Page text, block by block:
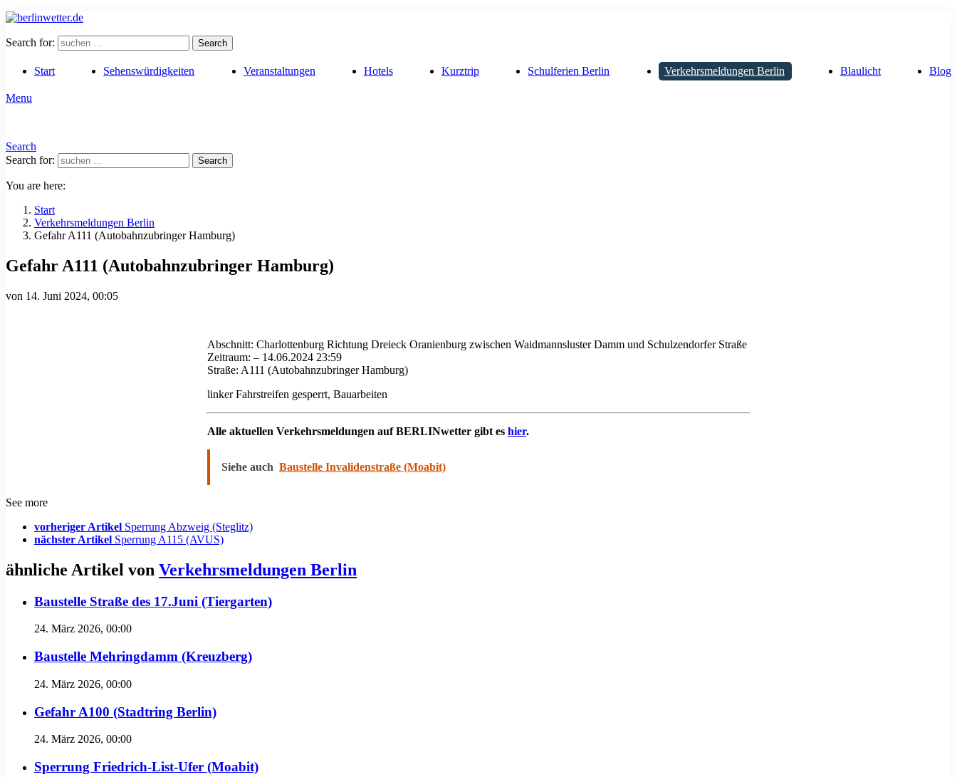
Search for: Search
Start Sehenswürdigkeiten Veranstaltungen Hotels Kurztrip Schulferien Berlin Verkehrsmeldungen Berlin Blaulicht Blog
Menu
Search
Search for:
Search
You are here:
Start
Verkehrsmeldungen Berlin
Gefahr A111 (Autobahnzubringer Hamburg)
Gefahr A111 (Autobahnzubringer Hamburg)
von 14. Juni 2024, 00:05
Abschnitt: Charlottenburg Richtung Dreieck Oranienburg zwischen Waidmannsluster Damm und Schulzendorfer Straße
Zeitraum: – 14.06.2024 23:59
Straße: A111 (Autobahnzubringer Hamburg)
linker Fahrstreifen gesperrt, Bauarbeiten
Alle aktuellen Verkehrsmeldungen auf BERLINwetter gibt es hier.
Siehe auch Baustelle Invalidenstraße (Moabit)
See more
vorheriger Artikel Sperrung Abzweig (Steglitz)
nächster Artikel Sperrung A115 (AVUS)
ähnliche Artikel von Verkehrsmeldungen Berlin
Baustelle Straße des 17.Juni (Tiergarten)
24. März 2026, 00:00
Baustelle Mehringdamm (Kreuzberg)
24. März 2026, 00:00
Gefahr A100 (Stadtring Berlin)
24. März 2026, 00:00
Sperrung Friedrich-List-Ufer (Moabit)